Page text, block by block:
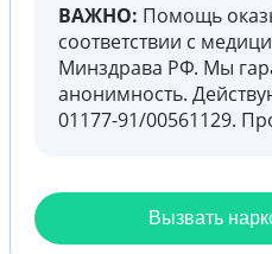
ВАЖНО: Помощь
соответствии с
Минздрава РФ. Мы
анонимность.
01177-91/00561129.
Вызвать